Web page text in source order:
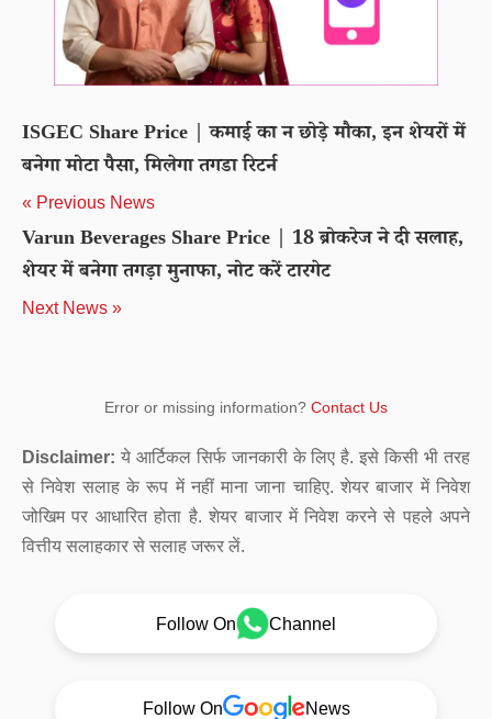
ISGEC Share Price | कमाई का न छोड़े मौका, इन शेयरों में
बनेगा मोटा पैसा, मिलेगा तगडा रिटर्न
« Previous News
Varun Beverages Share Price | 18 ब्रोकरेज ने दी सलाह,
शेयर में बनेगा तगड़ा मुनाफा, नोट करें टारगेट
Next News »
Error or missing information? Contact Us
Disclaimer: ये आर्टिकल सिर्फ जानकारी के लिए है. इसे किसी भी तरह
से निवेश सलाह के रूप में नहीं माना जाना चाहिए. शेयर बाजार में निवेश
जोखिम पर आधारित होता है. शेयर बाजार में निवेश करने से पहले अपने
वित्तीय सलाहकार से सलाह जरूर लें.
Follow On Channel
Follow On News